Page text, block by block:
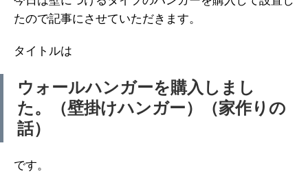
たので記事にさせていただきます。
タイトルは
ウォールハンガーを購入しまし
た。（壁掛けハンガー）（家作りの
話）
です。